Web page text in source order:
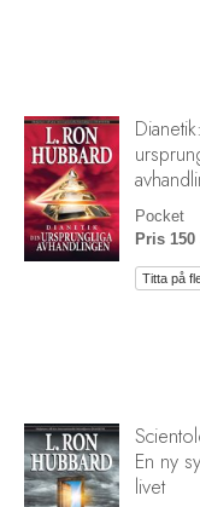
Pocket
Pris 150
Titta på
En ny
livet